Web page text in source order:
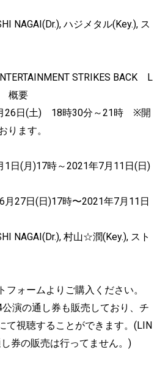
NAGAI(Dr.), ハジメタル(Key.), ス
STRIKES BACK L
概要
26日(土) 18時30分～21時 ※開
ります。
1日(月)17時～2021年7月11日(日)
月27日(日)17時〜2021年7月11日
NAGAI(Dr.), 村山☆潤(Key.), スト
フォームよりご購入ください。
演の通し券も販売しており、チ
て視聴することができます。(LIN
券の販売は行ってません。)